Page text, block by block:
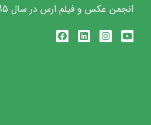
انجمن عکس و فیلم ارس در سال 1395 تاسیس شد .